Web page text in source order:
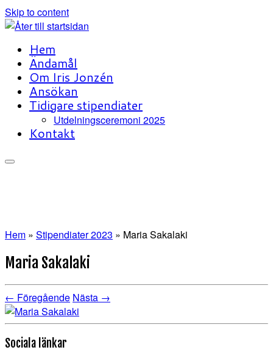
Skip to content
Hem
Ändamål
Om Iris Jonzén
Ansökan
Tidigare stipendiater
Utdelningsceremoni 2025
Kontakt
Hem » Stipendiater 2023 » Maria Sakalaki
Maria Sakalaki
← Föregående Nästa →
Sociala länkar